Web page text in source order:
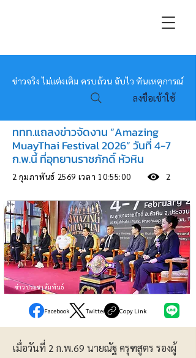
หมอข่าว
ข่าวจริง ไม่แต่งเติม ครบถ้วน ฉับไว ทันเหตุการณ์
ลงชื่อเข้าใช้
ททท.แถลงข่าวจัดงาน “Amazing
MuayThai Festival 2026” วันที่ 4-7
ก.พ.นี้ ที่อุทยานราชภักดิ์ หัวหิน
2 กุมภาพันธ์ 2569 เวลา 10:55:00 2
ข่าวประชาสัมพันธ์
Facebook Twitter Copy Link
เมื่อวันที่ 2 ก.พ.69 นายณัฐ ครุฑสูตร รองผู้